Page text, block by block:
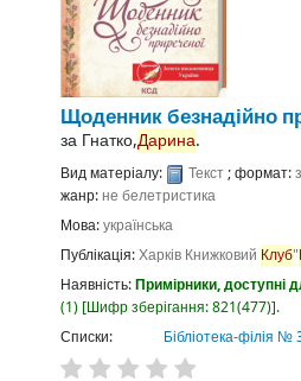
Щоденник безнадійно
за Гнатко,Дарина.
Вид матеріалу: Текст; формат:
жанр:не белетристика
Мова:українська
Публікація:Харків Книжковий Клуб"
Наявність:Примірники, доступні
(1) Шифр зберігання:821(477) .
Списки:
Бібліотека-філія №